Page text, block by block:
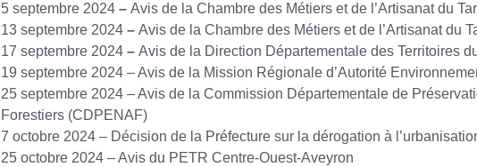
5 septembre 2024 –Avis de la Chambre des Métiers et de l’Artisanat du
13 septembre 2024 –Avis de la Chambre des Métiers et de l’Artisanat du
17 septembre 2024 –Avis de la Direction Départementale des Territoires
19 septembre 2024 – Avis de la Mission Régionale d’Autorité
25 septembre 2024 – Avis de la Commission Départementale de
Forestiers (CDPENAF)
7 octobre 2024 – Décision de la Préfecture sur la dérogation à
25 octobre 2024 – Avis du PETR Centre-Ouest-Aveyron